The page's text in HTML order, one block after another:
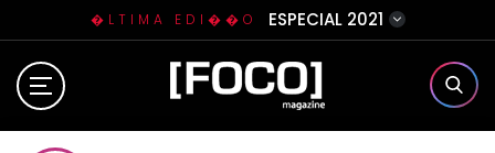
�LTIMA EDI��O ESPECIAL 2021
Home